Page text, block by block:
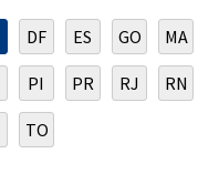
DF ES GO MA
PI PR RJ RN
TO